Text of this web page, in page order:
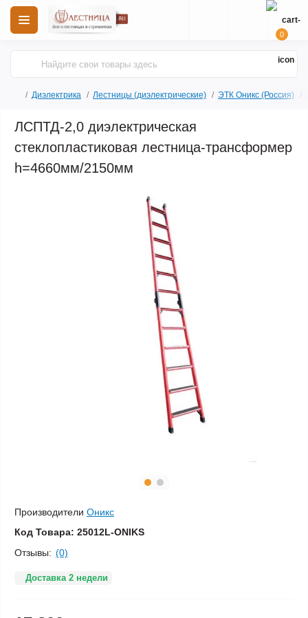
0
Диэлектрика Лестницы (диэлектрические) ЭТК Оникс (Россия)
ЛСПТД-2,0 диэлектрическая
стеклопластиковая лестница-трансформер
h=4660мм/2150мм
Производители Оникс
Код Товара: 25012L-ONIKS
Отзывы: (0)
Доставка 2 недели